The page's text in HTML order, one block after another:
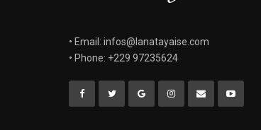
• Email: infos@lanatayaise.com
• Phone: +229 97235624